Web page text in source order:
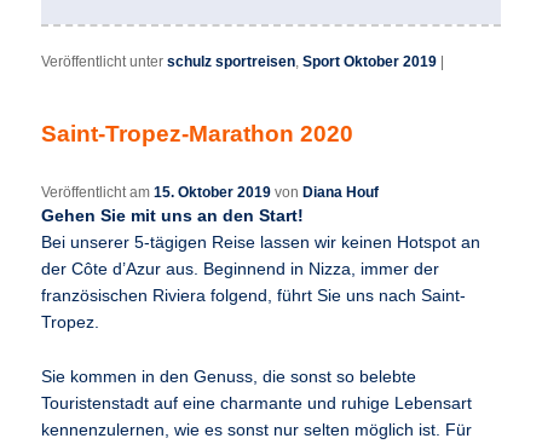
Veröffentlicht unter schulz sportreisen ,Sport Oktober 2019 |
Saint-Tropez-Marathon 2020
Veröffentlicht am15. Oktober 2019 von Diana Houf
Gehen Sie mit uns an den Start!
Bei unserer 5-tägigen Reise lassen wir keinen Hotspot an
der Côte d’Azur aus. Beginnend in Nizza, immer der
französischen Riviera folgend, führt Sie uns nach Saint-
Tropez.
Sie kommen in den Genuss, die sonst so belebte
Touristenstadt auf eine charmante und ruhige Lebensart
kennenzulernen, wie es sonst nur selten möglich ist. Für